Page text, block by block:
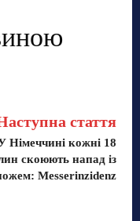
стаття
Німеччині кожні 18
скоюють напад із
Messerinzidenz